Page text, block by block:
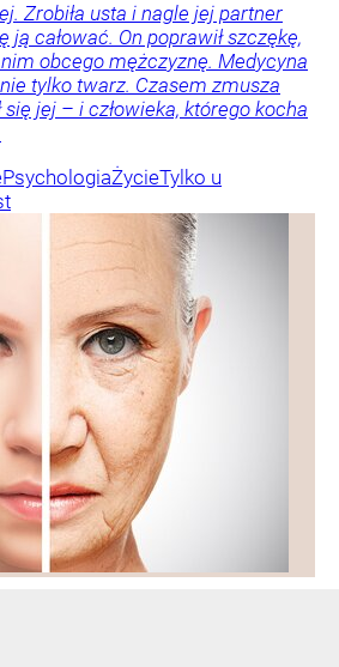
Zrobiła usta i nagle jej partner
ją całować. On poprawił szczękę,
obcego mężczyznę. Medycyna
tylko twarz. Czasem zmusza
się jej – i człowieka, którego kocha
PsychologiaŻycieTylko u